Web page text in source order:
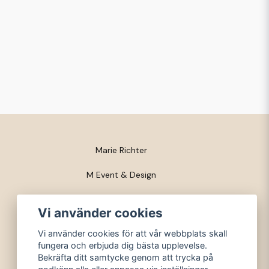
Marie Richter
M Event & Design
org nr: 720419-3564
Vi använder cookies
Vi använder cookies för att vår webbplats skall
fungera och erbjuda dig bästa upplevelse.
Bekräfta ditt samtycke genom att trycka på